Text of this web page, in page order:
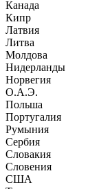
Канада
Кипр
Латвия
Литва
Молдова
Нидерланды
Норвегия
О.А.Э.
Польша
Португалия
Румыния
Сербия
Словакия
Словения
США